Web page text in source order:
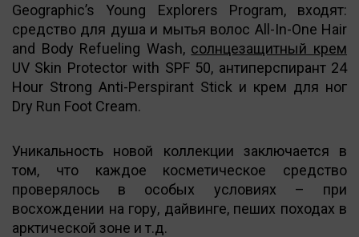
Geographic’s Young Explorers Program, входят:
средство для душа и мытья волос All-In-One Hair
and Body Refueling Wash, солнцезащитный крем
UV Skin Protector with SPF 50, антиперспирант 24
Hour Strong Anti-Perspirant Stick и крем для ног
Dry Run Foot Cream.
Уникальность новой коллекции заключается в
том, что каждое косметическое средство
проверялось в особых условиях – при
восхождении на гору, дайвинге, пеших походах в
арктической зоне и т.д.